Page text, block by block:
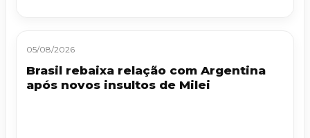
05/08/2026
Brasil rebaixa relação com Argentina
após novos insultos de Milei